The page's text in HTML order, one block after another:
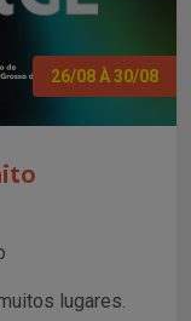
26/08 À 30/08
lugares.